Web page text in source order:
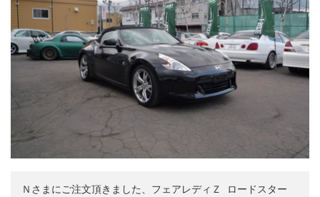
Ｎさまにご注文頂きました、 フェアレディＺ ロードスター